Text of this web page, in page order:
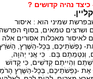
נהיה קדושים ?
שמיני הוא : איסור
ושרצים טמאים, בסוף הפרשה
לאיסור מאכלות אסורים אלה
נַפְשֹׁתֵיכֶם, בְּכָל-הַשֶּׁרֶץ,
וְנִטְמֵתֶם בָּם. כִּי אֲנִי יְהוָה,
וִהְיִיתֶם קְדֹשִׁים, כִּי קָדוֹשׁ
אֶת -נַפְשֹׁתֵיכֶם, בְּכָל-הַשֶּׁרֶץ